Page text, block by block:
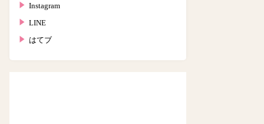
Instagram
LINE
はてブ